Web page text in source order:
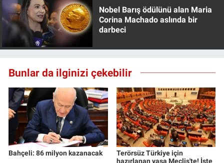
Nobel Barış ödülünü alan Maria
Corina Machado aslında bir
darbeci
Bunlar da ilginizi çekebilir
Bahçeli: 86 milyon kazanacak
Terörsüz Türkiye için
hazırlanan yasa Meclis'te! İşte